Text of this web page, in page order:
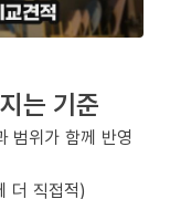
는 기준
범위가 함께 반영
더 직접적)